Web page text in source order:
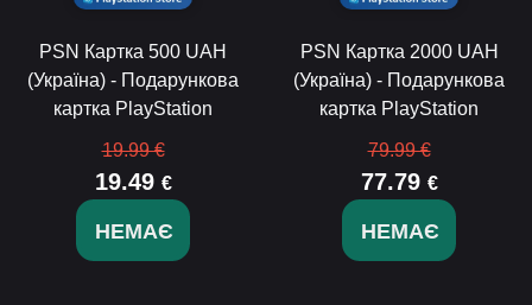
PSN Картка 500 UAH
(Україна) - Подарункова
картка PlayStation
19.99 €
19.49 €
НЕМАЄ
PSN Картка 2000 UAH
(Україна) - Подарункова
картка PlayStation
79.99 €
77.79 €
НЕМАЄ